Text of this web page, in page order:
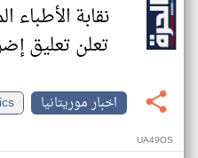
نقابة الأطباء
تعلن تعليق
اخبار موريتانيا
UA49OS